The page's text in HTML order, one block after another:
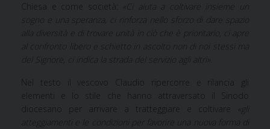
Chiesa e come società:
sogno e una speranza, ci rinforza nello sforzo di dare spazio
del Signore, ci indica la strada del servizio agli altri».
Nel testo il vescovo Claudio ripercorre e rilancia gli
elementi e lo stile che hanno attraversato il Sinodo
diocesano per arrivare a tratteggiare e coltivare
atteggiamenti e le condizioni per favorire una nuova forma di